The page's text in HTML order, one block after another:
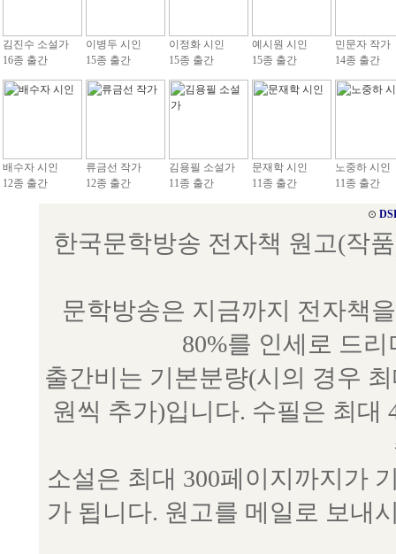
김진수 소설가
16종 출간
이병두 시인
15종 출간
이정화 시인
15종 출간
예시원 시인
15종 출간
민문자 작가
14종 출간
배수자 시인
12종 출간
류금선 작가
12종 출간
김용필 소설가
11종 출간
문재학 시인
11종 출간
노중하 시인
11종 출간
⊙
한국문학방송 전자책 원고(작
문학방송은 지금까지 전자책
80%를 인세로 드
출간비는 기본분량(시의 경우
원씩 추가)입니다. 수필은 최대
소설은 최대 300페이지까지가
가 됩니다. 원고를 메일로 보내